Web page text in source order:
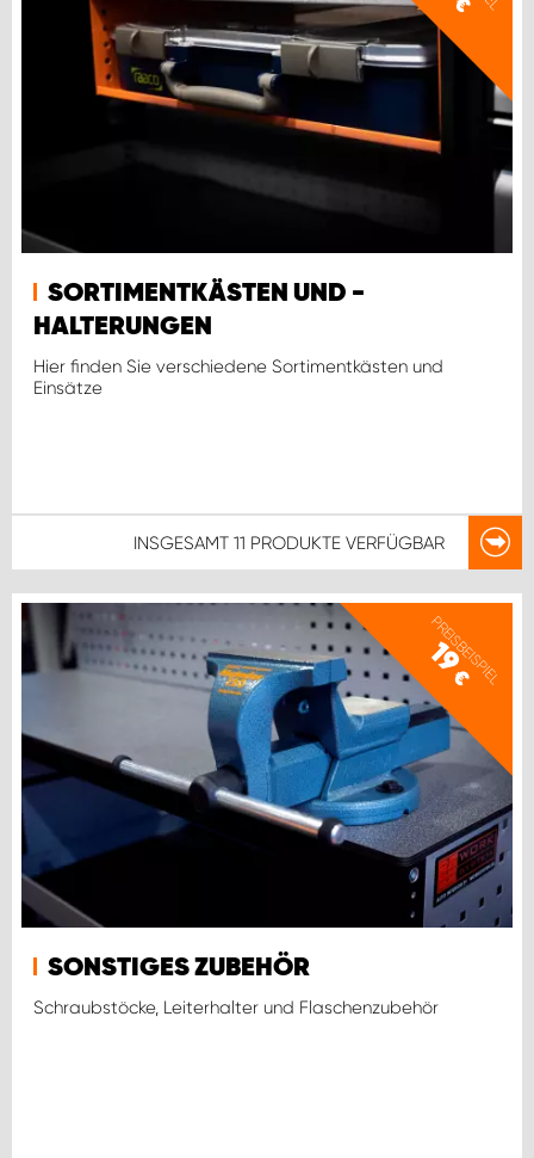
€
SORTIMENTKÄSTEN UND -
HALTERUNGEN
Hier finden Sie verschiedene Sortimentkästen und
Einsätze
INSGESAMT 11 PRODUKTE VERFÜGBAR
PREISBEISPIEL
19
€
SONSTIGES ZUBEHÖR
Schraubstöcke, Leiterhalter und Flaschenzubehör